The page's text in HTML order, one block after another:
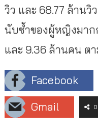
วิว และ 68.77 ล้าน
นับซ้ำของผู้หญิงมาก
และ 9.36 ล้านคน ต
Facebook
Gmail
0